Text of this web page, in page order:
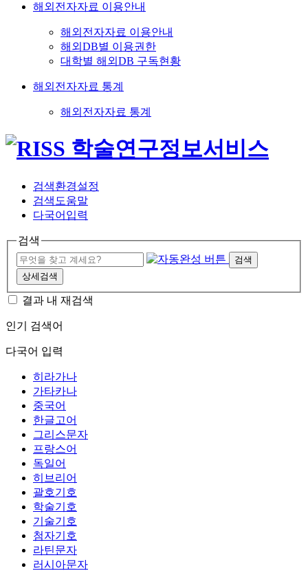
해외전자자료 이용안내
해외전자자료 이용안내
해외DB별 이용권한
대학별 해외DB 구독현황
해외전자자료 통계
해외전자자료 통계
검색환경설정
검색도움말
다국어입력
검색
검색
상세검색
결과 내 재검색
인기 검색어
다국어 입력
히라가나
가타카나
중국어
한글고어
그리스문자
프랑스어
독일어
히브리어
괄호기호
학술기호
기술기호
첨자기호
라틴문자
러시아문자